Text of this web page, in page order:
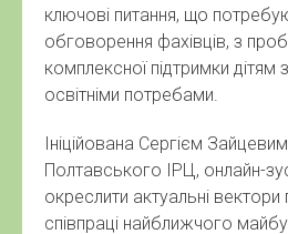
ключові питання, що
обговорення фахівців, з
комплексної підтримки
освітніми потребами.
Ініційована Сергієм
Полтавського ІРЦ, онлайн-
окреслити актуальні вектори
співпраці найближчого